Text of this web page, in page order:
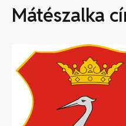
Mátészalka